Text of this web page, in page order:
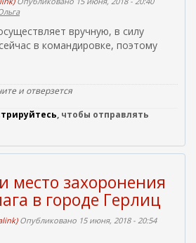
вручную, в силу
в командировке, поэтому
и отверзется
, чтобы отправлять
место захоронения
в городе Герлиц
Опубликовано 15 июня, 2018 - 20:54